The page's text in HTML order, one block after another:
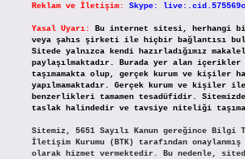
Reklam ve İletişim: Skype:
Yasal Uyarı:
Bu internet sitesi, herhangi
veya şahıs şirketi ile hiçbir bağlantısı
Sitede yalnızca kendi hazırladığımız
paylaşılmaktadır. Burada yer alan
taşımamakta olup, gerçek kurum ve kişiler
yapılmamaktadır. Gerçek kurum ve kişiler
benzerlikleri tamamen tesadüfidir.
taslak halindedir ve tavsiye niteliği
Sitemiz, 5651 Sayılı Kanun gereğince
İletişim Kurumu (BTK) tarafından
olarak hizmet vermektedir. Bu nedenle,